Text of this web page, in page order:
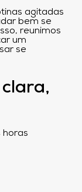
agitadas
bem se
reunimos
um
se
horas